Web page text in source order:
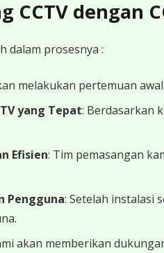
CCTV dengan
dalam prosesnya :
melakukan pertemuan
yang Tepat: Berdasarkan
Efisien: Tim pemasangan
Pengguna: Setelah instalasi
akan memberikan